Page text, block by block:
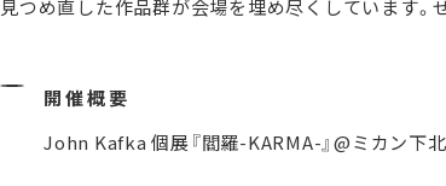
見つめ直した作品群が会場を埋め尽くしています。
開催概要
John Kafka 個展『閻羅-KARMA-』@ミカン下北